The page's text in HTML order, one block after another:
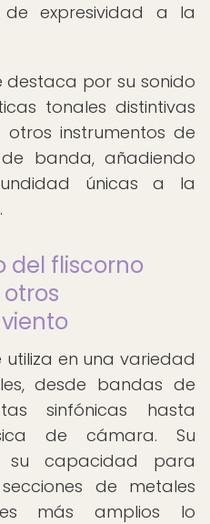
expresividad a la
destaca por su sonido
tonales distintivas
instrumentos de
banda, añadiendo
únicas a la
del fliscorno
utiliza en una variedad
desde bandas de
sinfónicas hasta
de cámara. Su
su capacidad para
de metales
más amplios lo